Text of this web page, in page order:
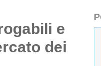
e
dei